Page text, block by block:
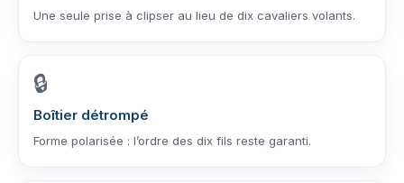
Une seule prise à clipser au lieu de dix cavaliers volants.
🔒
Boîtier détrompé
Forme polarisée : l’ordre des dix fils reste garanti.